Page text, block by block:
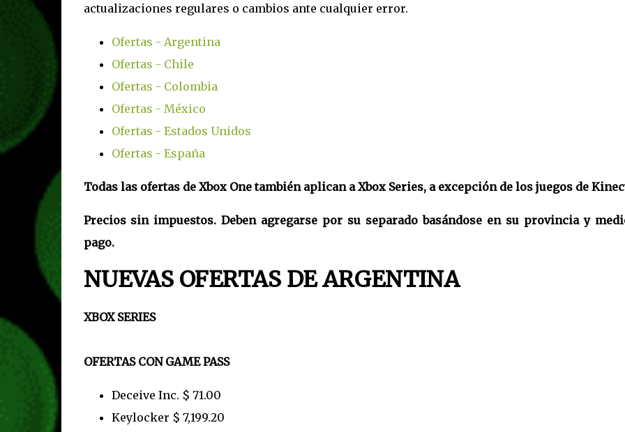
actualizaciones regulares o cambios ante cualquier error.
Ofertas - Argentina
Ofertas - Chile
Ofertas - Colombia
Ofertas - México
Ofertas - Estados Unidos
Ofertas - España
Todas las ofertas de Xbox One también aplican a Xbox Series, a excepción de los juegos de
Precios sin impuestos. Deben agregarse por su separado basándose en su provincia y
pago.
NUEVAS OFERTAS DE ARGENTINA
XBOX SERIES
OFERTAS CON GAME PASS
Deceive Inc. $ 71.00
Keylocker $ 7,199.20